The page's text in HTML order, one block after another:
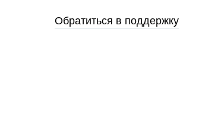
Обратиться в поддержку